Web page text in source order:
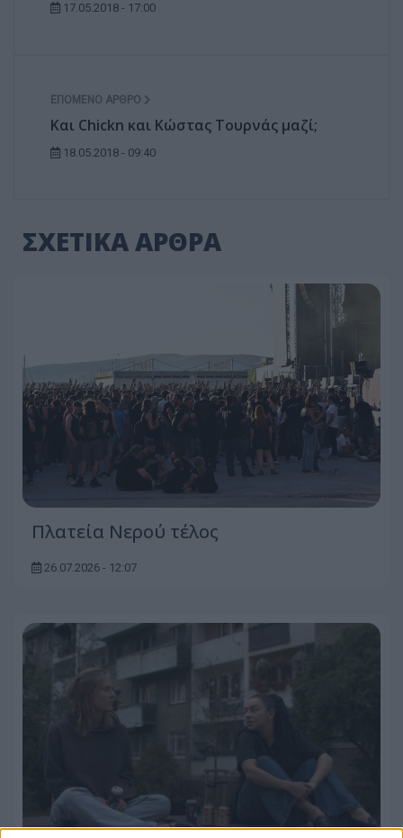
17.05.2018 - 17:00
ΕΠΌΜΕΝΟ ΆΡΘΡΟ
Και Chickn και Κώστας Τουρνάς μαζί;
18.05.2018 - 09:40
ΣΧΕΤΙΚΑ ΑΡΘΡΑ
Πλατεία Νερού τέλος
26.07.2026 - 12:07